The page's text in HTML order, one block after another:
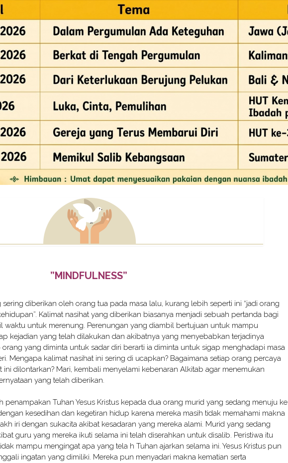
”MINDFULNESS”
diberikan oleh orang tua pada masa lalu, kurang lebih seperti ini “jadi orang
Kalimat nasihat yang diberikan biasanya menjadi sebuah pertanda bagi
waktu untuk merenung. Perenungan yang diambil bertujuan untuk mampu
kejadian yang telah dilakukan dan akibatnya yang menyebabkan terjadinya
yang diminta untuk sadar diri berarti ia diminta untuk sigap menghadapi masa
Mengapa kalimat nasihat ini sering di ucapkan? Bagaimana setiap orang percaya
ini dilontarkan? Mari, kembali menyelami kebenaran Alkitab agar menemukan
yang telah diberikan.
penampakan Tuhan Yesus Kristus kepada dua orang murid yang sedang menuju ke
kesedihan dan kegetiran hidup karena mereka masih tidak memahami makna
iri dengan sukacita akibat kesadaran yang mereka alami. Murid yang sedang
guru yang mereka ikuti selama ini telah diserahkan untuk disalib. Peristiwa itu
mampu mengingat apa yang tela h Tuhan ajarkan selama ini. Yesus Kristus pun
ingatan yang dimiliki. Mereka pun menyadari makna kematian serta